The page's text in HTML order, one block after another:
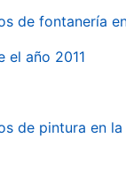
de fontanería
el año 2011
de pintura en